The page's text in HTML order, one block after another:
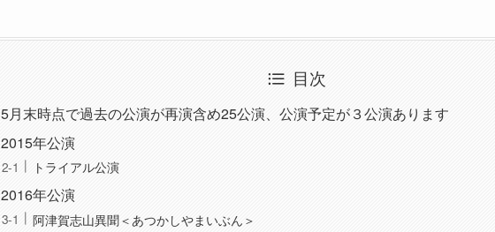
目次
5月末時点で過去の公演が再演含め25公演、公演予定が３公演あります
2015年公演
トライアル公演
2016年公演
阿津賀志山異聞＜あつかしやまいぶん＞